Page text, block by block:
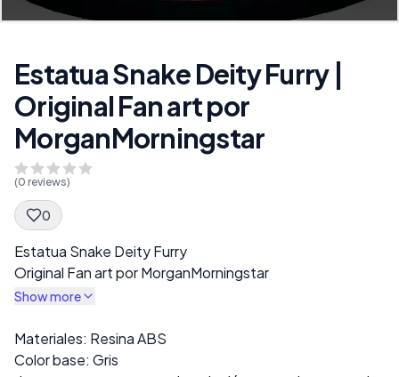
Estatua Snake Deity Furry |
Original Fan art por
MorganMorningstar
(0 reviews)
0
Spec Description
Estatua Snake Deity Furry
Original Fan art por MorganMorningstar
Show more
Description
Materiales: Resina ABS
Color base: Gris